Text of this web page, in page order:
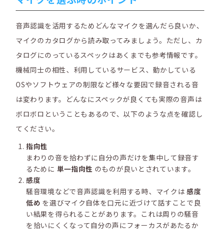
音声認識を活用するためどんなマイクを選んだら良いか、
マイクのカタログから読み取ってみましょう。ただし、カ
タログにのっているスペックはあくまでも参考情報です。
機械同士の相性、利用しているサービス、動かしている
OSやソフトウェアの制限など様々な要因で録音される音
は変わります。どんなにスペックが良くても実際の音声は
ボロボロということもあるので、以下のような点を確認し
てください。
指向性
まわりの音を拾わずに自分の声だけを集中して録音す
るために 単一指向性 のものが良いとされています。
感度
騒音環境などで音声認識を利用する時、マイクは感度
低め を選びマイク自体を口元に近づけて話すことで良
い結果を得られることがあります。 これは周りの騒音
を拾いにくくなって自分の声にフォーカスがあたるか